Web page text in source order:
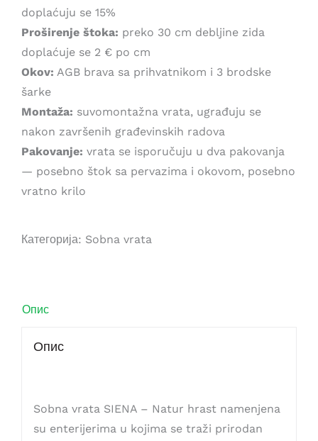
doplaćuju se 15%
Proširenje štoka: preko 30 cm debljine zida
doplaćuje se 2 € po cm
Okov: AGB brava sa prihvatnikom i 3 brodske
šarke
Montaža: suvomontažna vrata, ugrađuju se
nakon završenih građevinskih radova
Pakovanje: vrata se isporučuju u dva pakovanja
— posebno štok sa pervazima i okovom, posebno
vratno krilo
Категорија: Sobna vrata
Опис
Опис
Sobna vrata SIENA – Natur hrast namenjena
su enterijerima u kojima se traži prirodan